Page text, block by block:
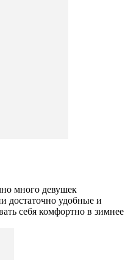
много девушек
достаточно удобные и
себя комфортно в зимнее